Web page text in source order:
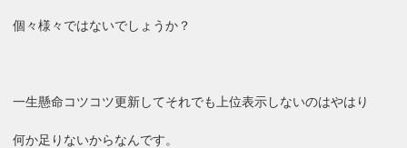
個々様々ではないでしょうか？
一生懸命コツコツ更新してそれでも上位表示しないのはやはり
何か足りないからなんです。